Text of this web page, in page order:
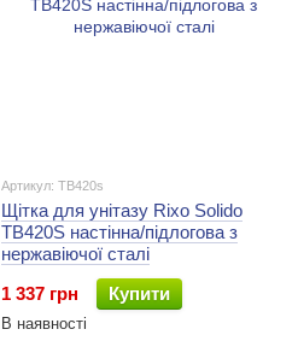
Артикул: TB420s
Щітка для унітазу Rixo Solido
TB420S настінна/підлогова з
нержавіючої сталі
1 337 грн
Купити
В наявності